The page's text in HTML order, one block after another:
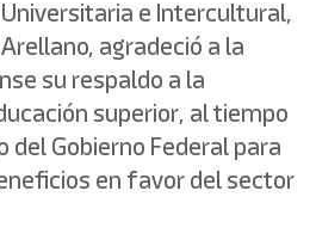
e Intercultural,
agradeció a la
su respaldo a la
superior, al tiempo
del Gobierno Federal para
en favor del sector